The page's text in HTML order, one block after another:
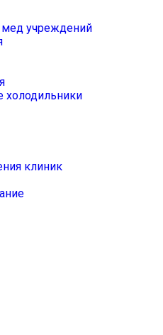
учреждений
холодильники
клиник